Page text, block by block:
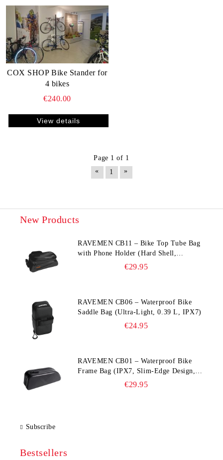
COX SHOP Bike Stander for
4 bikes
€240.00
View details
Page 1 of 1
«
1 »
New Products
RAVEMEN CB11 – Bike Top Tube Bag
with Phone Holder (Hard Shell,
Waterproof, 6.5” Compatible)
€29.95
RAVEMEN CB06 – Waterproof Bike
Saddle Bag (Ultra‑Light, 0.39 L, IPX7)
€24.95
RAVEMEN CB01 – Waterproof Bike
Frame Bag (IPX7, Slim‑Edge Design,
225×65×90 mm)€29.95
Subscribe
Bestsellers